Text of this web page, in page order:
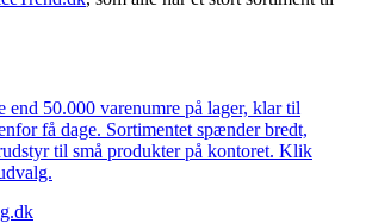
end 50.000 varenumre på lager, klar til
få dage. Sortimentet spænder bredt,
til små produkter på kontoret. Klik